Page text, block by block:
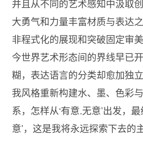
并且从不同的艺术感知中汲取
大勇气和力量丰富材质与表达
非程式化的展现和突破固定审
今世界艺术形态间的界线早已
糊，表达语言的分类却愈加独
我风格重新构建水、墨、色彩
系，怎样从‘有意.无意’出发，
意’，这是我将永远探索下去的